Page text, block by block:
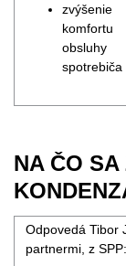
zvýšenie
komfortu
obsluhy
spotrebiča
NA ČO
Odpovedá Tibor
partnermi, z SPP: